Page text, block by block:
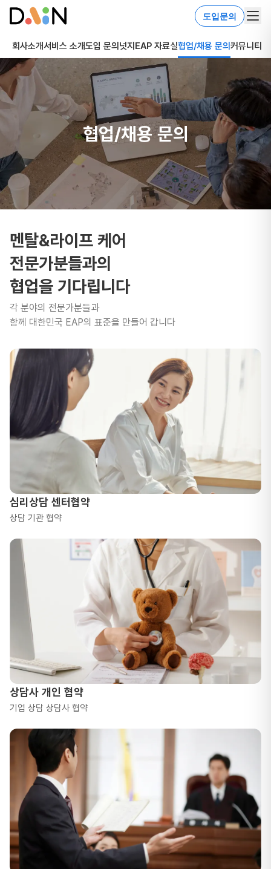
도입문의
회사소개서비스 소개도입 문의넛지EAP 자료실협업/채용 문의커뮤니티
협업/채용 문의
멘탈&라이프 케어
전문가분들과의
협업을 기다립니다
각 분야의 전문가분들과
함께 대한민국 EAP의 표준을 만들어 갑니다
심리상담 센터협약
상담 기관 협약
상담사 개인 협약
기업 상담 상담사 협약